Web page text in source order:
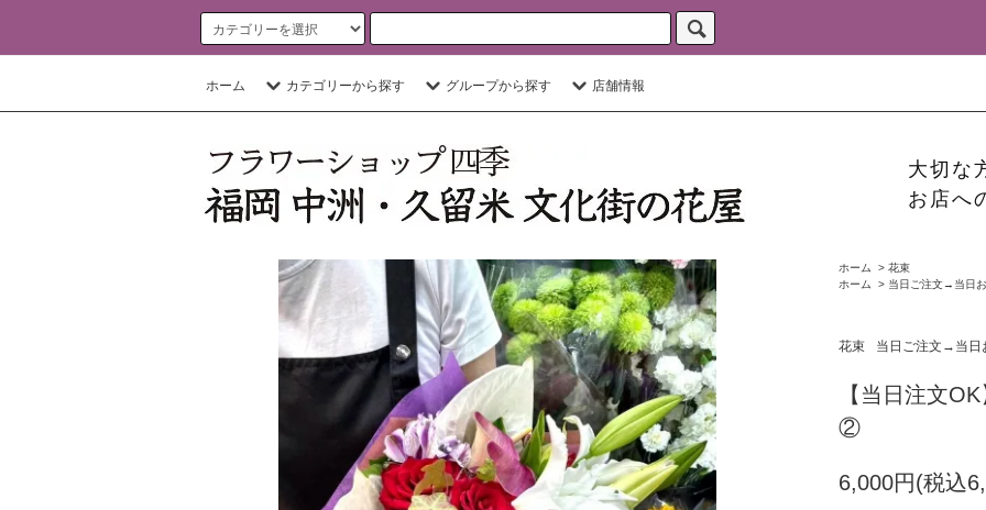
ホーム カテゴリーから探す グループから探す 店舗情報
大切な
お店へ
ホーム > 花束
ホーム
> 当日ご注文→当日
花束 当日ご注文→当日
【当日注文
②
6,000円(税込